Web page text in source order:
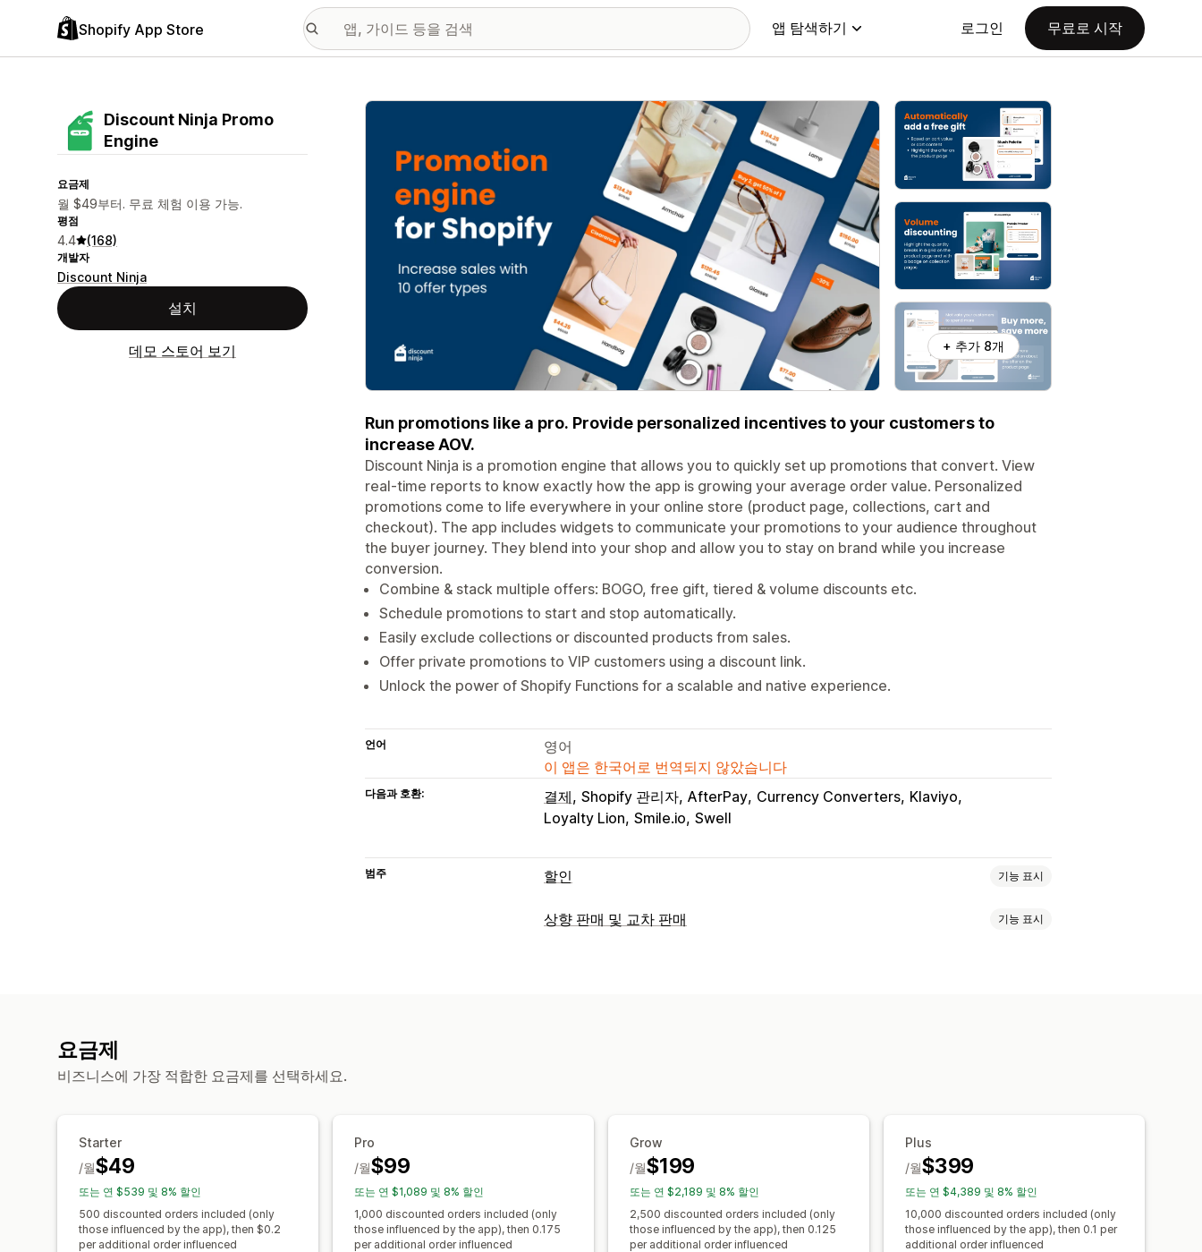
Shopify App Store 앱 탐색하기 로그인 무료로 시작
Discount Ninja Promo
Engine
요금제
월 $49부터. 무료 체험 이용 가능.
평점
4.4 (168)
개발자
Discount Ninja
설치
데모 스토어 보기
추천 이미지 갤러리
+ 추가 8개
Run promotions like a pro. Provide personalized incentives to your customers to
increase AOV.
Discount Ninja is a promotion engine that allows you to quickly set up promotions that convert. View
real-time reports to know exactly how the app is growing your average order value. Personalized
promotions come to life everywhere in your online store (product page, collections, cart and
checkout). The app includes widgets to communicate your promotions to your audience throughout
the buyer journey. They blend into your shop and allow you to stay on brand while you increase
conversion.
Combine & stack multiple offers: BOGO, free gift, tiered & volume discounts etc.
Schedule promotions to start and stop automatically.
Easily exclude collections or discounted products from sales.
Offer private promotions to VIP customers using a discount link.
Unlock the power of Shopify Functions for a scalable and native experience.
언어
영어
이 앱은 한국어로 번역되지 않았습니다
다음과 호환: 결제 Shopify 관리자 AfterPay Currency Converters Klaviyo
Loyalty Lion Smile.io Swell
범주 할인 기능 표시
할인 유형
추적
상향 판매 및 교차 판매 기능 표시
요금제
비즈니스에 가장 적합한 요금제를 선택하세요.
Starter
$49
/월
또는 연 $539 및 8% 할인
500 discounted orders included (only
those influenced by the app), then $0.2
per additional order influenced
Pro
$99
/월
또는 연 $1,089 및 8% 할인
1,000 discounted orders included (only
those influenced by the app), then 0.175
per additional order influenced
Grow
$199
/월
또는 연 $2,189 및 8% 할인
2,500 discounted orders included (only
those influenced by the app), then 0.125
per additional order influenced
Plus
$399
/월
또는 연 $4,389 및 8% 할인
10,000 discounted orders included (only
those influenced by the app), then 0.1 per
additional order influenced